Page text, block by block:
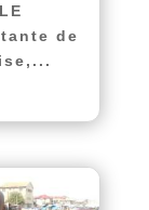
de